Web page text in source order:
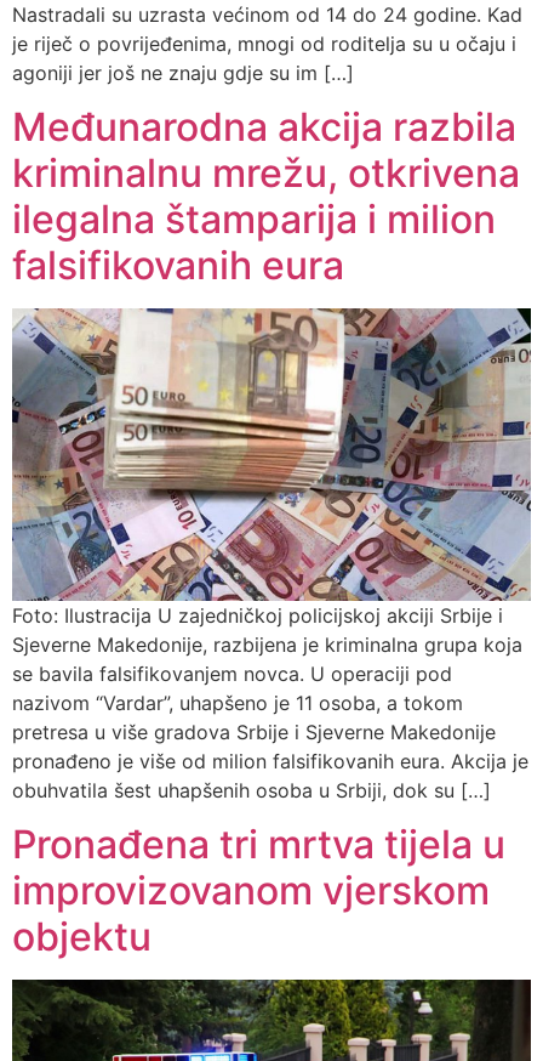
Nastradali su uzrasta većinom od 14 do 24 godine. Kad
je riječ o povrijeđenima, mnogi od roditelja su u očaju i
agoniji jer još ne znaju gdje su im […]
Međunarodna akcija razbila
kriminalnu mrežu, otkrivena
ilegalna štamparija i milion
falsifikovanih eura
Foto: Ilustracija U zajedničkoj policijskoj akciji Srbije i
Sjeverne Makedonije, razbijena je kriminalna grupa koja
se bavila falsifikovanjem novca. U operaciji pod
nazivom “Vardar”, uhapšeno je 11 osoba, a tokom
pretresa u više gradova Srbije i Sjeverne Makedonije
pronađeno je više od milion falsifikovanih eura. Akcija je
obuhvatila šest uhapšenih osoba u Srbiji, dok su […]
Pronađena tri mrtva tijela u
improvizovanom vjerskom
objektu